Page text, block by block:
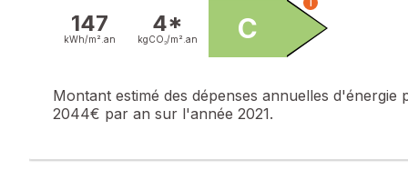
147
kWh/m². an
4*
kgCO₂/m². an C
Montant estimé des dépenses annuelles d'énergie
2044€ par an sur l'année 2021.